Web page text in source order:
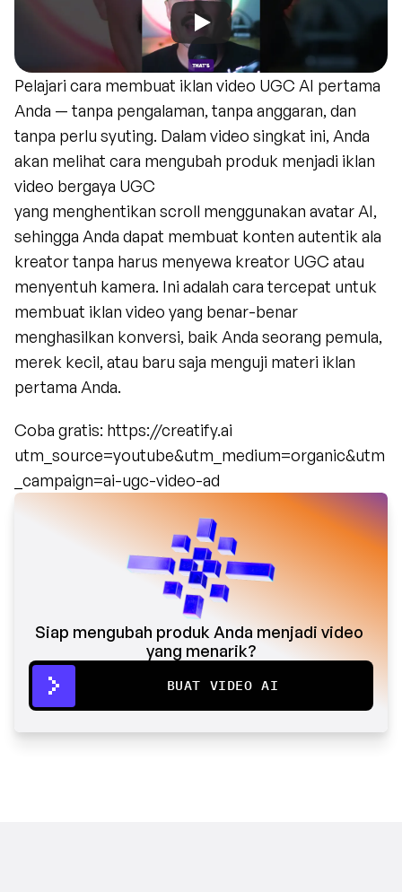
Pelajari cara membuat iklan video UGC AI pertama
Anda — tanpa pengalaman, tanpa anggaran, dan
tanpa perlu syuting. Dalam video singkat ini, Anda
akan melihat cara mengubah produk menjadi iklan
video bergaya UGC
yang menghentikan scroll menggunakan avatar AI,
sehingga Anda dapat membuat konten autentik ala
kreator tanpa harus menyewa kreator UGC atau
menyentuh kamera. Ini adalah cara tercepat untuk
membuat iklan video yang benar-benar
menghasilkan konversi, baik Anda seorang pemula,
merek kecil, atau baru saja menguji materi iklan
pertama Anda.
Coba gratis: https://creatify.ai
utm_source=youtube&utm_medium=organic&utm
_campaign=ai-ugc-video-ad
Siap mengubah produk Anda menjadi video
yang menarik?
BUAT VIDEO AI